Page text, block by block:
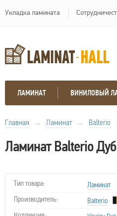
Укладка ламината
ЛАМИНАТ ВИНИЛОВЫЙ
Главная → Ламинат → Balterio
Ламинат Balterio
Тип товара:
Ламинат
Производитель:
Balterio